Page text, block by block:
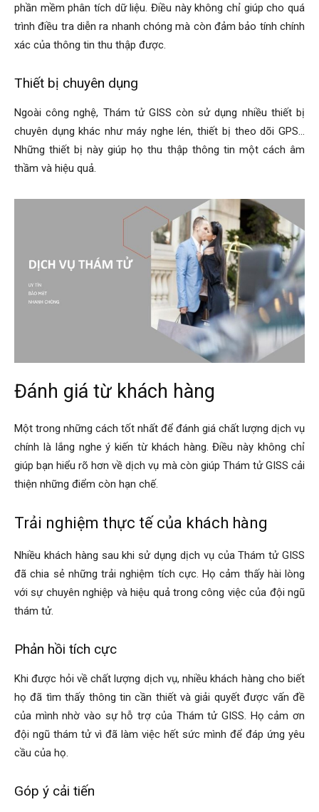
phần mềm phân tích dữ liệu. Điều này không chỉ giúp cho quá
trình điều tra diễn ra nhanh chóng mà còn đảm bảo tính chính
xác của thông tin thu thập được.
Thiết bị chuyên dụng
Ngoài công nghệ, Thám tử GISS còn sử dụng nhiều thiết bị
chuyên dụng khác như máy nghe lén, thiết bị theo dõi GPS…
Những thiết bị này giúp họ thu thập thông tin một cách âm
thầm và hiệu quả.
Đánh giá từ khách hàng
Một trong những cách tốt nhất để đánh giá chất lượng dịch vụ
chính là lắng nghe ý kiến từ khách hàng. Điều này không chỉ
giúp bạn hiểu rõ hơn về dịch vụ mà còn giúp Thám tử GISS cải
thiện những điểm còn hạn chế.
Trải nghiệm thực tế của khách hàng
Nhiều khách hàng sau khi sử dụng dịch vụ của Thám tử GISS
đã chia sẻ những trải nghiệm tích cực. Họ cảm thấy hài lòng
với sự chuyên nghiệp và hiệu quả trong công việc của đội ngũ
thám tử.
Phản hồi tích cực
Khi được hỏi về chất lượng dịch vụ, nhiều khách hàng cho biết
họ đã tìm thấy thông tin cần thiết và giải quyết được vấn đề
của mình nhờ vào sự hỗ trợ của Thám tử GISS. Họ cảm ơn
đội ngũ thám tử vì đã làm việc hết sức mình để đáp ứng yêu
cầu của họ.
Góp ý cải tiến